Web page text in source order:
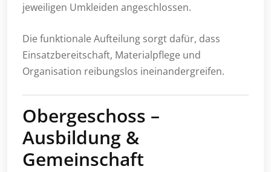
jeweiligen Umkleiden angeschlossen.
Die funktionale Aufteilung sorgt dafür, dass
Einsatzbereitschaft, Materialpflege und
Organisation reibungslos ineinandergreifen.
Obergeschoss –
Ausbildung &
Gemeinschaft